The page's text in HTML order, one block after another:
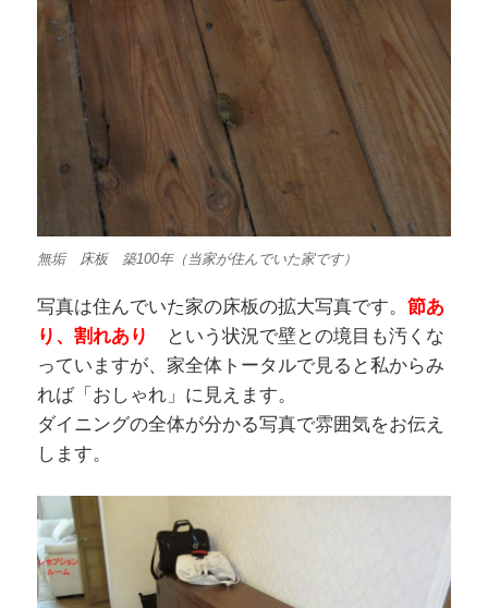
無垢 床板 築100年（当家が住んでいた家です）
写真は住んでいた家の床板の拡大写真です。 節あ
り、割れあり
という状況で壁との境目も汚くな
っていますが、家全体トータルで見ると私からみ
れば「おしゃれ」に見えます。
ダイニングの全体が分かる写真で雰囲気をお伝え
します。